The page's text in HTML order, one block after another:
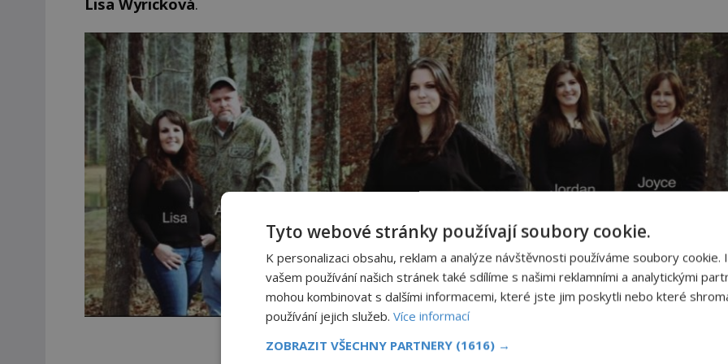
Jak to tehdy vlastně bylo?
Tyto webové stránky používají soubory cookie.
K personalizaci obsahu, reklam a analýze návštěvnosti používáme soubory cookie.
vašem používání našich stránek také sdílíme s našimi reklamními a analytickými
mohou kombinovat s dalšími informacemi, které jste jim poskytli nebo které
používání jejich služeb. Více informací
ZOBRAZIT VŠECHNY PARTNERY (1616) →